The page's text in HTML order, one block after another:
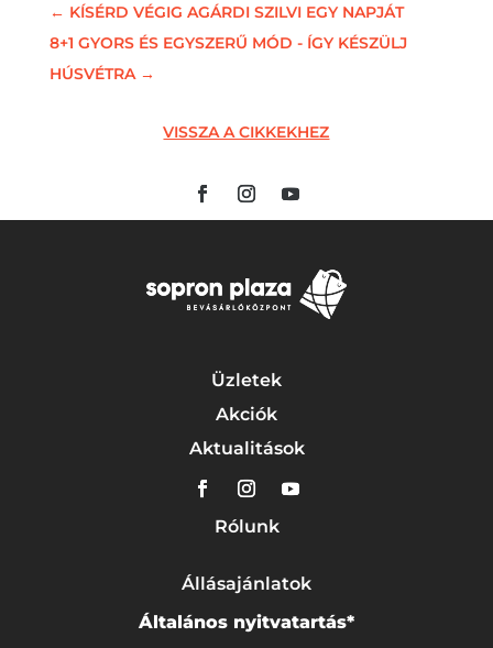
← KÍSÉRD VÉGIG AGÁRDI SZILVI EGY NAPJÁT
8+1 GYORS ÉS EGYSZERŰ MÓD - ÍGY KÉSZÜLJ
HÚSVÉTRA→
VISSZA A CIKKEKHEZ
Üzletek
Akciók
Aktualitások
Rólunk
Állásajánlatok
Általános nyitvatartás*